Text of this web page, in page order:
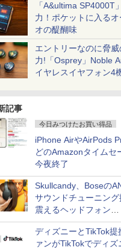
「A&ultima SP4000T
力！ポケットに入るオ
オの醍醐味
エントリーなのに脅
力!「Osprey」Noble
イヤレスイヤフォン4
記事
今日みつけたお買い得品
iPhone AirやAirPods
どのAmazonタイムセ
今夜終了
Skullcandy、Boseの
サウンドチューニン
震えるヘッドフォン
「Crusher 1080 ANC
ディズニーとTikTok提
ァンがTikTokでディズ